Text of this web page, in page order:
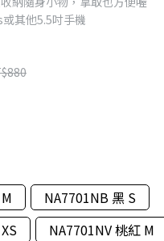
其他5.5吋手機
NA7701NB 黑 S
NA7701NV 桃紅 M